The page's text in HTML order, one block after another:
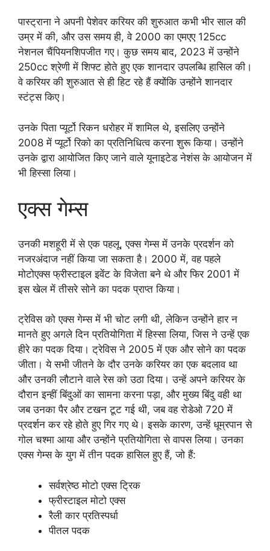
पास्ट्राना ने अपनी पेशेवर करियर की शुरुआत कभी भीर साल की
उम्र में की, और उस समय ही, वे 2000 का एमएए 125cc
नेशनल चैंपियनशिपजीत गए। कुछ समय बाद, 2023 में उन्होंने
250cc श्रेणी में शिफ्ट होते हुए एक शानदार उपलब्धि हासिल की।
वे करियर की शुरुआत से ही हिट रहे हैं क्योंकि उन्होंने शानदार
स्टंट्स किए।
उनके पिता प्यूर्टो रिकन धरोहर में शामिल थे, इसलिए उन्होंने
2008 में प्यूर्टो रिको का प्रतिनिधित्व करना शुरू किया। उन्होंने
उनके द्वारा आयोजित किए जाने वाले यूनाइटेड नेशंस के आयोजन में
भी हिस्सा लिया।
एक्स गेम्स
उनकी मशहूरी में से एक पहलू, एक्स गेम्स में उनके प्रदर्शन को
नजरअंदाज नहीं किया जा सकता है। 2000 में, वह पहले
मोटोएक्स फ्रीस्टाइल इवेंट के विजेता बने थे और फिर 2001 में
इस खेल में तीसरे सोने का पदक प्राप्त किया।
ट्रेविस को एक्स गेम्स में भी चोट लगी थी, लेकिन उन्होंने हार न
मानते हुए अगले दिन प्रतियोगिता में हिस्सा लिया, जिस ने उन्हें एक
हीरे का पदक दिया। ट्रेविस ने 2005 में एक और सोने का पदक
जीता। ये सभी जीतने के दौर उनके करियर का एक बदलाव था
और उनकी लौटाने वाले रेस को उठा दिया। उन्हें अपने करियर के
दौरान इन्हीं बिंदुओं का सामना करना पड़ा, और मुख्य बिंदु वही था
जब उनका पैर और टखन टूट गई थी, जब वह रोडेओ 720 में
प्रदर्शन कर रहे होते हुए गिर गए थे। इसके कारण, उन्हें धूम्रपान से
गोल चश्मा आया और उन्होंने प्रतियोगिता से वापस लिया। उनका
एक्स गेम्स के युग में तीन पदक हासिल हुए हैं, जो हैं:
सर्वश्रेष्ठ मोटो एक्स ट्रिक
फ्रीस्टाइल मोटो एक्स
रैली कार प्रतिस्पर्धा
पीतल पदक